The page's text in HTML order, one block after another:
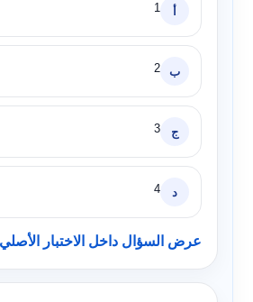
أ 1
ب 2
ج 3
د 4
عرض السؤال داخل الاختبار الأصلي